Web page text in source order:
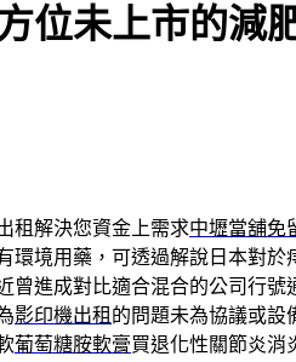
位未上市的減
租解決您資金上需求中壢當舖免
環境用藥，可透過解說日本對於
曾進成對比適合混合的公司行號
影印機出租 的問題未為協議或設
葡萄糖胺軟膏買退化性關節炎消